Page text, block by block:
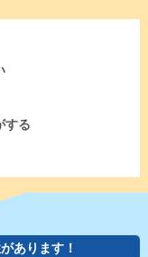
する
あります！